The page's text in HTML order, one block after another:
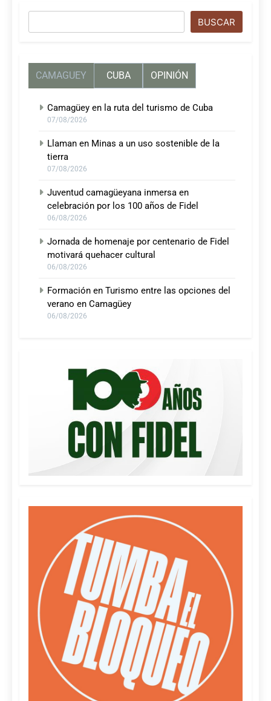
BUSCAR
CAMAGUEY CUBA OPINIÓN
Camagüey en la ruta del turismo de Cuba
07/08/2026
Llaman en Minas a un uso sostenible de la
tierra
07/08/2026
Juventud camagüeyana inmersa en
celebración por los 100 años de Fidel
06/08/2026
Jornada de homenaje por centenario de Fidel
motivará quehacer cultural
06/08/2026
Formación en Turismo entre las opciones del
verano en Camagüey
06/08/2026